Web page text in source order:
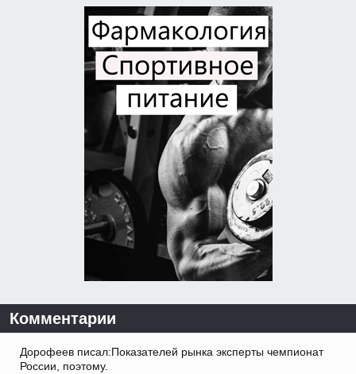
Комментарии
Дорофеев писал:Показателей рынка эксперты чемпионат
России, поэтому.